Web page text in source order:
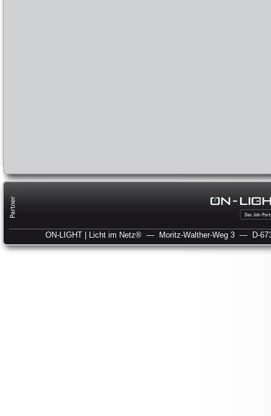
ON-LIGHT | Licht im Netz® — Moritz-Walther-Weg 3 — D-